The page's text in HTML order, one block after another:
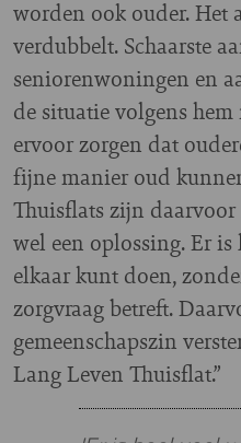
worden ook ouder. Het
verdubbelt. Schaarste
seniorenwoningen en
de situatie volgens
ervoor zorgen dat
fijne manier oud
Thuisflats zijn
wel een oplossing. Er
elkaar kunt doen,
zorgvraag betreft.
gemeenschapszin
Lang Leven Thuisflat.”